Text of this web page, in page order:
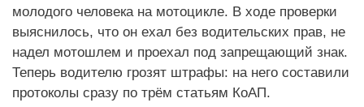
молодого человека на мотоцикле. В ходе проверки
выяснилось, что он ехал без водительских прав, не
надел мотошлем и проехал под запрещающий знак.
Теперь водителю грозят штрафы: на него составили
протоколы сразу по трём статьям КоАП.